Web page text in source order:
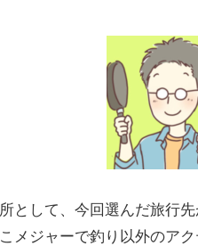
として、今回選んだ旅行
メジャーで釣り以外のアク